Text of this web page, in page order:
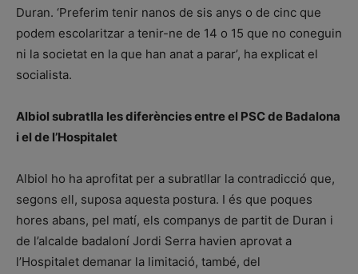
Duran. ‘Preferim tenir nanos de sis anys o de cinc que
podem escolaritzar a tenir-ne de 14 o 15 que no coneguin
ni la societat en la que han anat a parar’, ha explicat el
socialista.
Albiol subratlla les diferències entre el PSC de Badalona
i el de l’Hospitalet
Albiol ho ha aprofitat per a subratllar la contradicció que,
segons ell, suposa aquesta postura. I és que poques
hores abans, pel matí, els companys de partit de Duran i
de l’alcalde badaloní Jordi Serra havien aprovat a
l’Hospitalet demanar la limitació, també, del